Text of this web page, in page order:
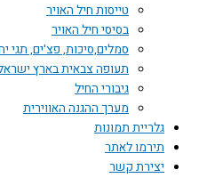
טייסות חיל האויר
בסיסי חיל האויר
סמלים,סיכות, פצ'ים, תגי
תעופה צבאית בארץ ישראל
גיבורי החיל
מערך ההגנה האווירית
גלריית תמונות
תירמו לאתר
יצירת קשר